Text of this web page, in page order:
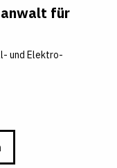
für
und Elektro-